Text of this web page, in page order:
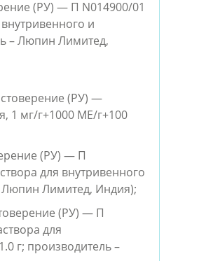
(РУ) — П N014900/01
и
– Люпин Лимитед,
(РУ) —
1 мг/г+1000 МЕ/г+100
(РУ) — П
для внутривенного
Люпин Лимитед, Индия);
(РУ) — П
для
г; производитель –